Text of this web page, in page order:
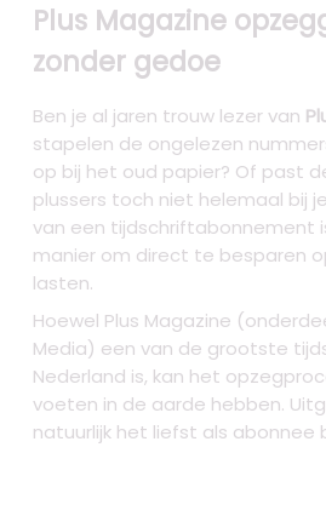
Plus Magazine
zonder gedoe
Ben je al jaren trouw lezer van
stapelen de ongelezen
op bij het oud papier? Of past
plussers toch niet helemaal bij
van een tijdschriftabonnement
manier om direct te besparen
lasten.
Hoewel Plus Magazine
Media) een van de grootste
Nederland is, kan het
voeten in de aarde hebben.
natuurlijk het liefst als abonnee